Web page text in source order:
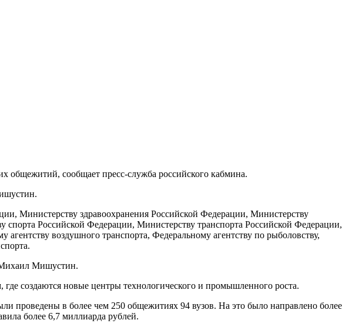
общежитий, сообщает пресс-служба российского кабмина.
Министерству здравоохранения Российской Федерации, Министерству
спорта Российской Федерации, Министерству транспорта Российской Федерации,
воздушного транспорта, Федеральному агентству по рыболовству,
Михаил Мишустин.
создаются новые центры технологического и промышленного роста.
проведены в более чем 250 общежитиях 94 вузов. На это было направлено более
более 6,7 миллиарда рублей.